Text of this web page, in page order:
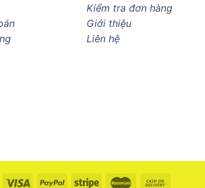
Kiểm tra đơn hàng
Giới thiệu
Liên hệ